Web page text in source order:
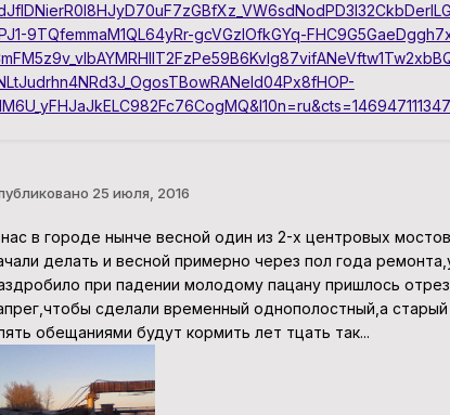
9TQfemmaM1QL64yRr-gcVGzIOfkGYq-
25 июля, 2016
в городе нынче весной один из 2-х центровых
делать и весной примерно через пол года
при падении молодому пацану пришлось
сделали временный однополостный,а
обещаниями будут кормить лет тцать так...